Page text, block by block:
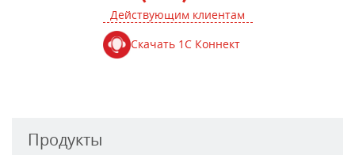
Действующим клиентам
Скачать 1С Коннект
Продукты